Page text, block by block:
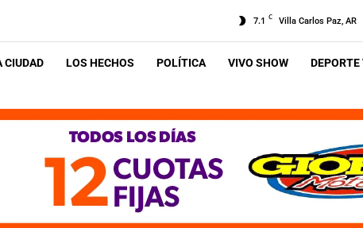
7.1 C Villa Carlos Paz, AR
CIUDAD LOS HECHOS POLÍTICA VIVO SHOW DEPORTE